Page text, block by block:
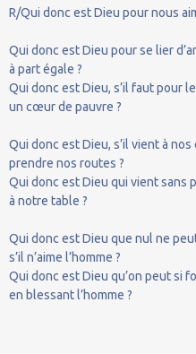
R/Qui donc est Dieu pour nous
Qui donc est Dieu pour se lier
à part égale ?
Qui donc est Dieu, s’il faut pour
un cœur de pauvre ?
Qui donc est Dieu, s’il vient à nos
prendre nos routes ?
Qui donc est Dieu qui vient sans
à notre table ?
Qui donc est Dieu que nul ne
s’il n’aime l’homme ?
Qui donc est Dieu qu’on peut si
en blessant l’homme ?